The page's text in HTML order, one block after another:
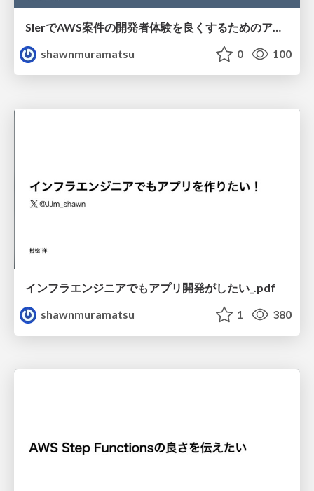
SIerでAWS案件の開発者体験を良くするためのアレコレ
shawnmuramatsu
0 100
インフラエンジニアでもアプリ開発がしたい_.pdf
shawnmuramatsu
1 380